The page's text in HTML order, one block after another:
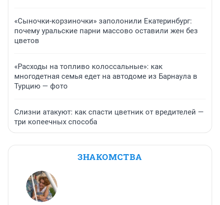
«Сыночки-корзиночки» заполонили Екатеринбург:
почему уральские парни массово оставили жен без
цветов
«Расходы на топливо колоссальные»: как
многодетная семья едет на автодоме из Барнаула в
Турцию — фото
Слизни атакуют: как спасти цветник от вредителей —
три копеечных способа
ЗНАКОМСТВА